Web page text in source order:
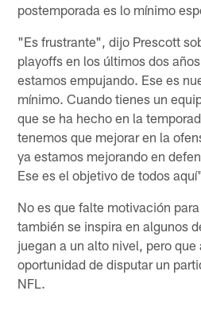
postemporada es lo mínimo
"Es frustrante", dijo Prescott
playoffs en los últimos dos
estamos empujando. Ese es
mínimo. Cuando tienes un
que se ha hecho en la
tenemos que mejorar en la
ya estamos mejorando en
Ese es el objetivo de todos
No es que falte motivación
también se inspira en algunos
juegan a un alto nivel, pero
oportunidad de disputar un
NFL.